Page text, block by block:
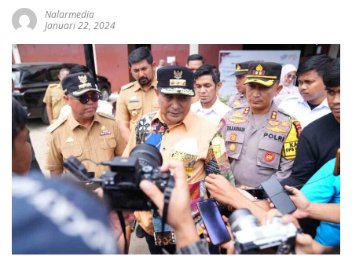
Nalarmedia
Januari 22, 2024